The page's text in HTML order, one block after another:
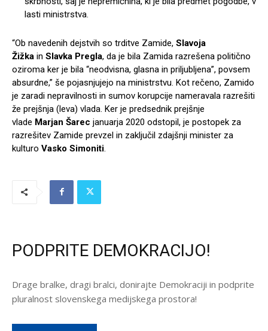
lasti ministrstva.
“Ob navedenih dejstvih so trditve Zamide, Slavoja
Žižka in Slavka Pregla, da je bila Zamida razrešena politično
oziroma ker je bila “neodvisna, glasna in priljubljena”, povsem
absurdne,” še pojasnjujejo na ministrstvu. Kot rečeno, Zamido
je zaradi nepravilnosti in sumov korupcije nameravala razrešiti
že prejšnja (leva) vlada. Ker je predsednik prejšnje
vlade Marjan Šarec januarja 2020 odstopil, je postopek za
razrešitev Zamide prevzel in zaključil zdajšnji minister za
kulturo Vasko Simoniti.
PODPRITE DEMOKRACIJO!
Drage bralke, dragi bralci, donirajte Demokraciji in podprite
pluralnost slovenskega medijskega prostora!